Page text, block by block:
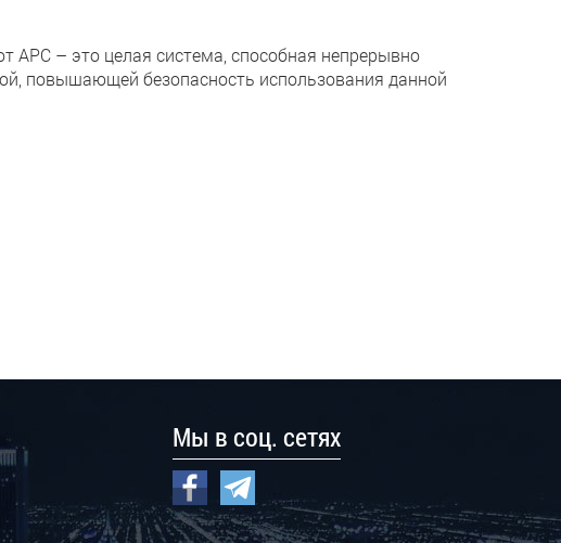
APC – это целая система, способная непрерывно
повышающей безопасность использования данной
Мы в соц. сетях